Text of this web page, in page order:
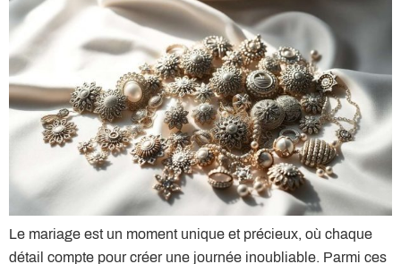
Le mariage est un moment unique et précieux, où chaque
détail compte pour créer une journée inoubliable. Parmi ces